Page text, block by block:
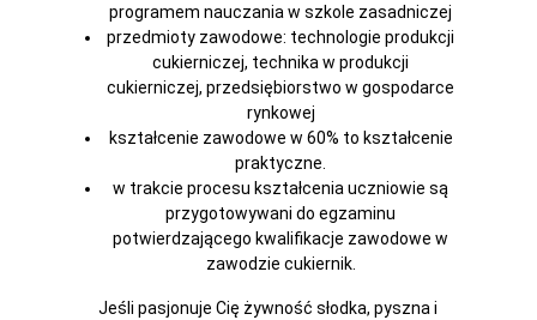
programem nauczania w szkole zasadniczej
przedmioty zawodowe: technologie produkcji
cukierniczej, technika w produkcji
cukierniczej, przedsiębiorstwo w gospodarce
rynkowej
kształcenie zawodowe w 60% to kształcenie
praktyczne.
w trakcie procesu kształcenia uczniowie są
przygotowywani do egzaminu
potwierdzającego kwalifikacje zawodowe w
zawodzie cukiernik.
Jeśli pasjonuje Cię żywność słodka, pyszna i